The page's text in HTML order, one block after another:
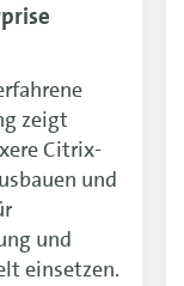
zeigt
Citrix-
und
und
einsetzen.